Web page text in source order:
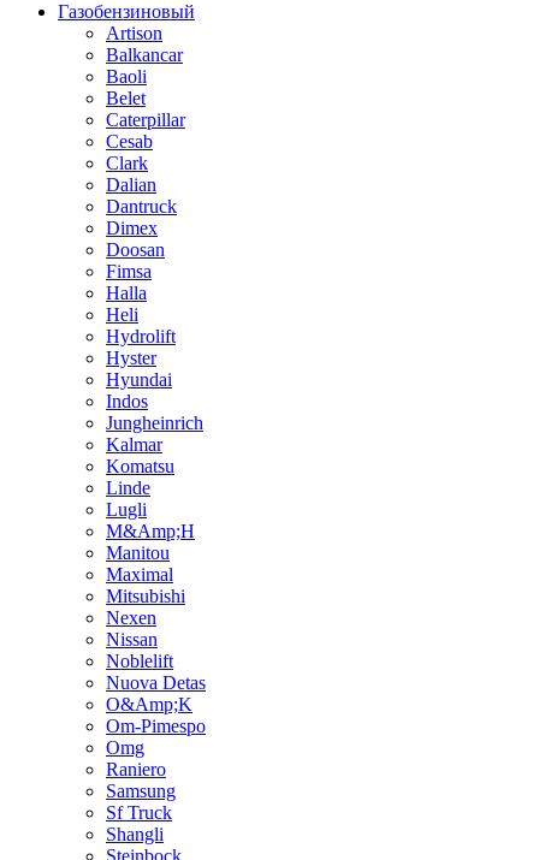
Газобензиновый
Artison
Balkancar
Baoli
Belet
Caterpillar
Cesab
Clark
Dalian
Dantruck
Dimex
Doosan
Fimsa
Halla
Heli
Hydrolift
Hyster
Hyundai
Indos
Jungheinrich
Kalmar
Komatsu
Linde
Lugli
M&Amp;H
Manitou
Maximal
Mitsubishi
Nexen
Nissan
Noblelift
Nuova Detas
O&Amp;K
Om-Pimespo
Omg
Raniero
Samsung
Sf Truck
Shangli